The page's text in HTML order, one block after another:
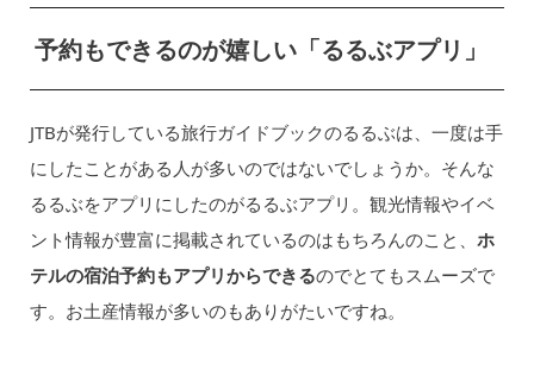
予約もできるのが嬉しい「るるぶアプリ」
JTBが発行している旅行ガイドブックのるるぶは、一度は手
にしたことがある人が多いのではないでしょうか。そんな
るるぶをアプリにしたのがるるぶアプリ。観光情報やイベ
ント情報が豊富に掲載されているのはもちろんのこと、 ホ
テルの宿泊予約もアプリからできるのでとてもスムーズで
す。お土産情報が多いのもありがたいですね。